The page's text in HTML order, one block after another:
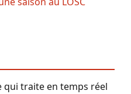
qui traite en temps réel